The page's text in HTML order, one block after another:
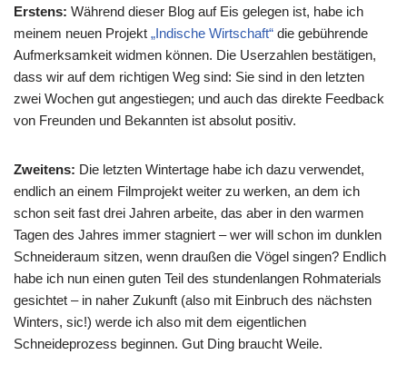
Erstens: Während dieser Blog auf Eis gelegen ist, habe ich
meinem neuen Projekt „Indische Wirtschaft“ die gebührende
Aufmerksamkeit widmen können. Die Userzahlen bestätigen,
dass wir auf dem richtigen Weg sind: Sie sind in den letzten
zwei Wochen gut angestiegen; und auch das direkte Feedback
von Freunden und Bekannten ist absolut positiv.
Zweitens: Die letzten Wintertage habe ich dazu verwendet,
endlich an einem Filmprojekt weiter zu werken, an dem ich
schon seit fast drei Jahren arbeite, das aber in den warmen
Tagen des Jahres immer stagniert – wer will schon im dunklen
Schneideraum sitzen, wenn draußen die Vögel singen? Endlich
habe ich nun einen guten Teil des stundenlangen Rohmaterials
gesichtet – in naher Zukunft (also mit Einbruch des nächsten
Winters, sic!) werde ich also mit dem eigentlichen
Schneideprozess beginnen. Gut Ding braucht Weile.